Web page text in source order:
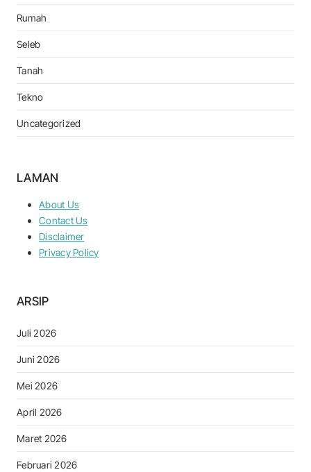
Rumah
Seleb
Tanah
Tekno
Uncategorized
LAMAN
About Us
Contact Us
Disclaimer
Privacy Policy
ARSIP
Juli 2026
Juni 2026
Mei 2026
April 2026
Maret 2026
Februari 2026